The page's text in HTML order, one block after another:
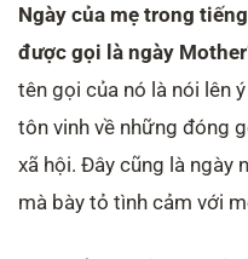
Ngày của mẹ trong
được gọi là ngày
tên gọi của nó là nói lên
tôn vinh về những đóng
xã hội. Đây cũng là ngày
mà bày tỏ tình cảm với